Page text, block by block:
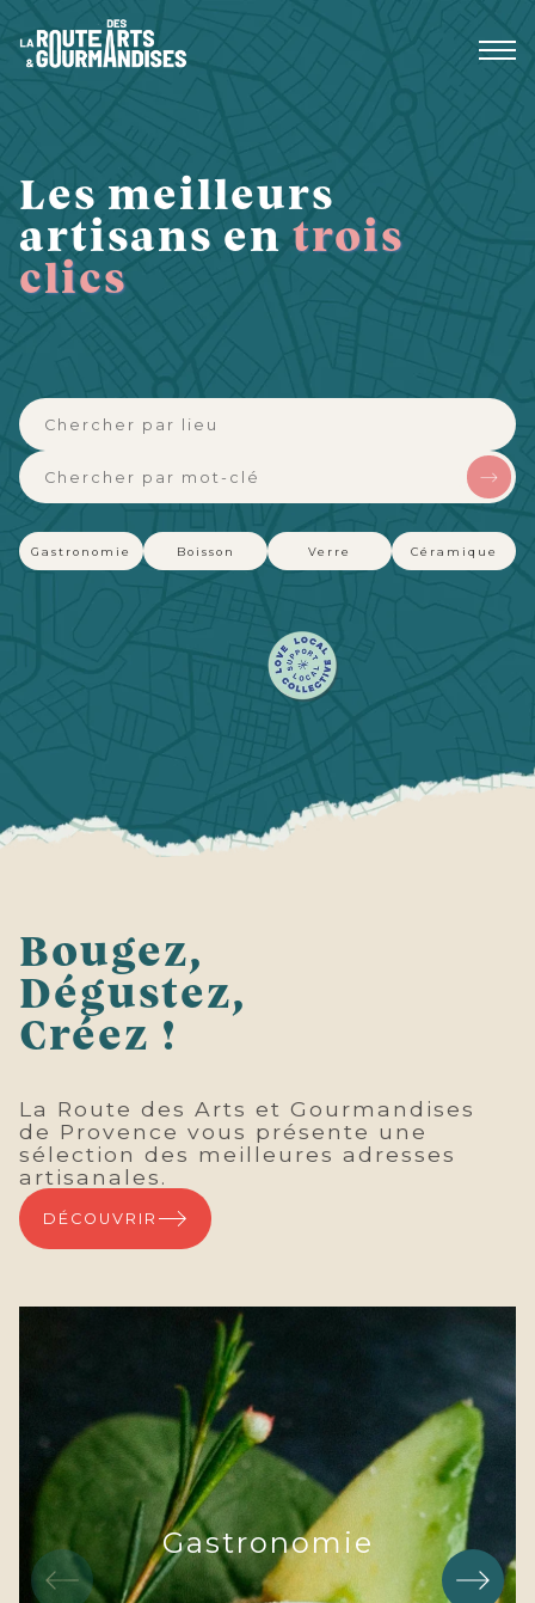
au
contenu
Les meilleurs
artisans en trois
clics
Gastronomie Boisson Verre Céramique
Bougez,
Dégustez,
Créez !
La Route des Arts et Gourmandises
de Provence vous présente une
sélection des meilleures adresses
artisanales.
DÉCOUVRIR
Gastronomie